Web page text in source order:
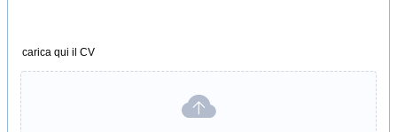
carica qui il CV